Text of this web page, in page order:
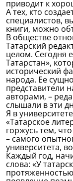
приводит к
А тех, кто
специалистов,
книги, можно
В обществе
Татарский
целом. Сегодня
Татарстан»,
исторический
народа. Ее
представители
авторами, –
слышали в эти
Я в
«Татарское
горжусь тем,
– самого
университета,
Каждый год,
слова: «У